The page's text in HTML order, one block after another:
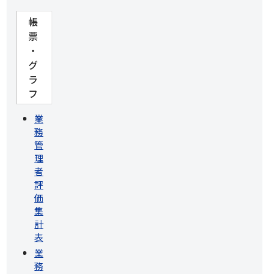
帳
票
・
グ
ラ
フ
業
務
管
理
者
評
価
集
計
表
業
務